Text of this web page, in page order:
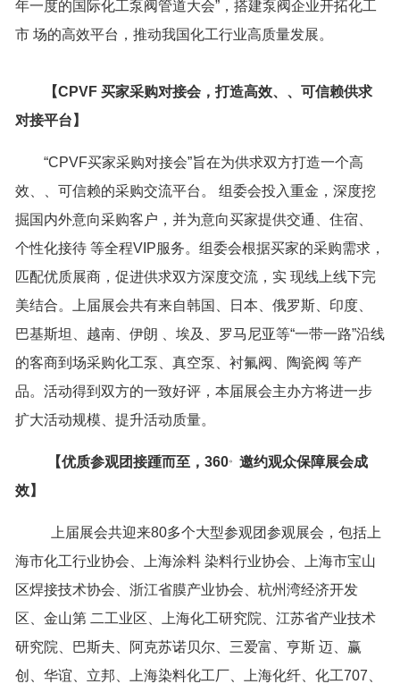
年一度的国际化工泵阀管道大会”，搭建泵阀企业开拓化工
市 场的高效平台，推动我国化工行业高质量发展。
【CPVF 买家采购对接会，打造高效、、可信赖供求
对接平台 】
“CPVF买家采购对接会”旨在为供求双方打造一个高
效、、可信赖的采购交流平台。 组委会投入重金，深度挖
掘国内外意向采购客户，并为意向买家提供交通、住宿、
个性化接待 等全程VIP服务。组委会根据买家的采购需求，
匹配优质展商，促进供求双方深度交流，实 现线上线下完
美结合。上届展会共有来自韩国、日本、俄罗斯、印度、
巴基斯坦、越南、伊朗 、埃及、罗马尼亚等“一带一路”沿线
的客商到场采购化工泵、真空泵、衬氟阀、陶瓷阀 等产
品。活动得到双方的一致好评，本届展会主办方将进一步
扩大活动规模、提升活动质量。
【优质参观团接踵而至，360。 邀约观众保障展会成
效】
上届展会共迎来80多个大型参观团参观展会，包括上
海市化工行业协会、上海涂料 染料行业协会、上海市宝山
区焊接技术协会、浙江省膜产业协会、杭州湾经济开发
区、金山第 二工业区、上海化工研究院、江苏省产业技术
研究院、巴斯夫、阿克苏诺贝尔、三爱富、亨斯 迈、赢
创、华谊、立邦、上海染料化工厂、上海化纤、化工707、